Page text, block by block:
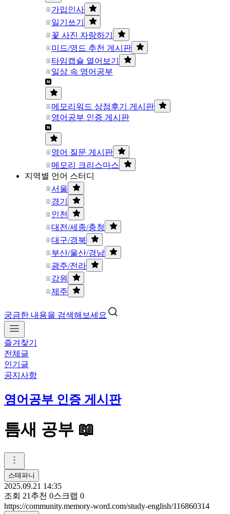
가입인사
일기쓰기
꽃 사진 자랑하기
미드/영드 추천 게시판
타임캡슐 열어보기
일상 속 영어공부
메모리워드 상점후기 게시판
영어공부 인증 게시판
영어 질문 게시판
메모리 크리스마스
지역별 언어 스터디
서울
경기
인천
대전/세종/충청
대구/경북
부산/울산/경남
광주/전라
강원
제주
궁금한 내용을 검색해보세요
즐겨찾기
전체글
인기글
공지사항
영어공부 인증 게시판
틈새 공부 📖
스테파니
2025.09.21 14:35
조회 21 추천 0스크랩 0
https://community.memory-word.com/study-english/116860314